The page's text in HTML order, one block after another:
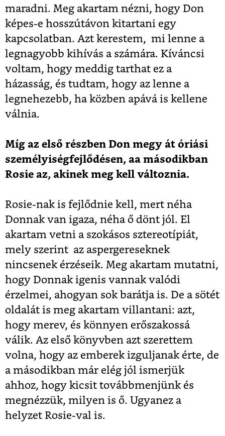
maradni. Meg akartam nézni, hogy Don
képes-e hosszútávon kitartani egy
kapcsolatban. Azt kerestem, mi lenne a
legnagyobb kihívás a számára. Kíváncsi
voltam, hogy meddig tarthat ez a
házasság, és tudtam, hogy az lenne a
legnehezebb, ha közben apává is kellene
válnia.
Míg az első részben Don megy át óriási
személyiségfejlődésen, aa másodikban
Rosie az, akinek meg kell változnia.
Rosie-nak is fejlődnie kell, mert néha
Donnak van igaza, néha ő dönt jól. El
akartam vetni a szokásos sztereotípiát,
mely szerint az aspergereseknek
nincsenek érzéseik. Meg akartam mutatni,
hogy Donnak igenis vannak valódi
érzelmei, ahogyan sok barátja is. De a sötét
oldalát is meg akartam villantani: azt,
hogy merev, és könnyen erőszakossá
válik. Az első könyvben azt szerettem
volna, hogy az emberek izguljanak érte, de
a másodikban már elég jól ismerjük
ahhoz, hogy kicsit továbbmenjünk és
megnézzük, milyen is ő. Ugyanez a
helyzet Rosie-val is.